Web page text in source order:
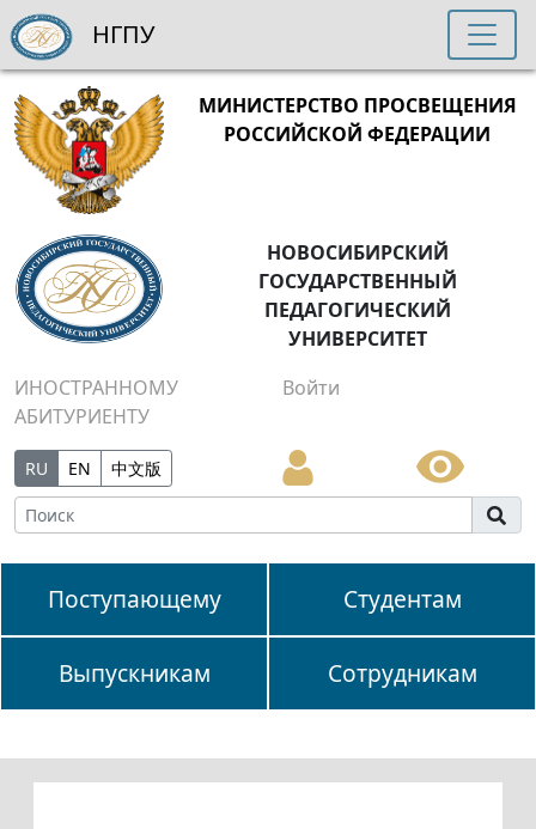
МИНИСТЕРСТВО ПРОСВЕЩЕНИЯ
РОССИЙСКОЙ ФЕДЕРАЦИИ
НОВОСИБИРСКИЙ
ГОСУДАРСТВЕННЫЙ
ПЕДАГОГИЧЕСКИЙ
УНИВЕРСИТЕТ
ИНОСТРАННОМУ
АБИТУРИЕНТУ
Войти
RU EN 中文版
Поступающему Студентам
Выпускникам Сотрудникам
НГПУ